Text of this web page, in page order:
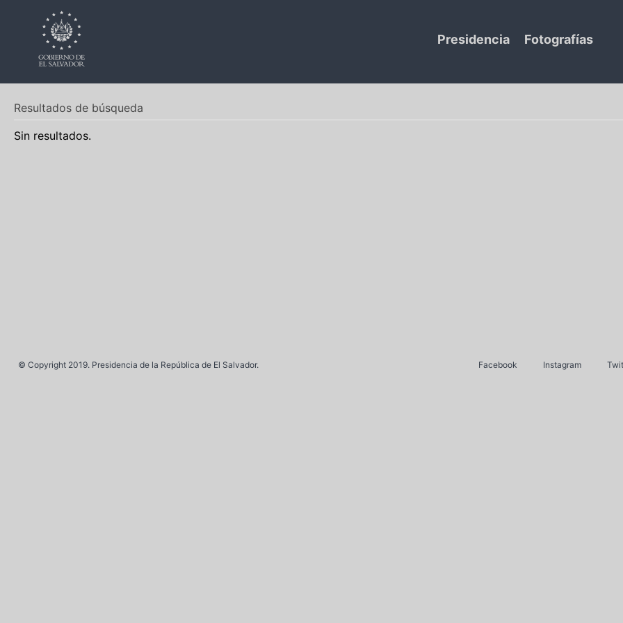
Presidencia Fotografías
Resultados de búsqueda
Sin resultados.
© Copyright 2019. Presidencia de la República de El Salvador. Facebook Instagram